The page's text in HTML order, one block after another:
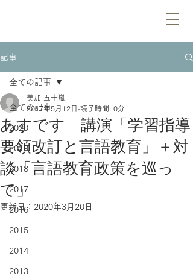
記事
全ての記事
2020
2019
2018
2017
2016
2015
2014
2013
全ての記事
あすです 講演「学習指導
要領改訂と言語教育」＋対
談「言語教育政策を巡っ
て」
美加 五十嵐
2017年5月12日 読了時間: 0分
更新日： 2020年3月20日